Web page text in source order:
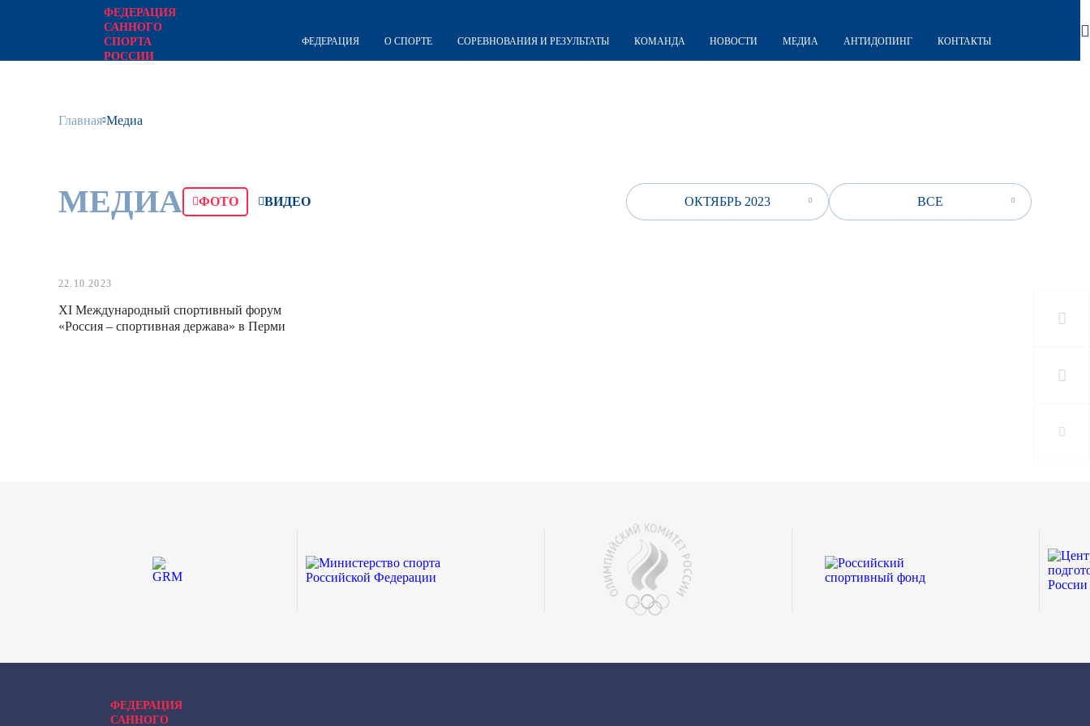
ФЕДЕРАЦИЯ
САННОГО
СПОРТА
РОССИИ
ФЕДЕРАЦИЯ О СПОРТЕ СОРЕВНОВАНИЯ И РЕЗУЛЬТАТЫ КОМАНДА НОВОСТИ МЕДИА АНТИДОПИНГ КОНТАКТЫ
Главная Медиа
МЕДИА ФОТО ВИДЕО ОКТЯБРЬ 2023 ВСЕ
22.10.2023
XI Международный спортивный форум
«Россия – спортивная держава» в Перми
ФЕДЕРАЦИЯ
САННОГО